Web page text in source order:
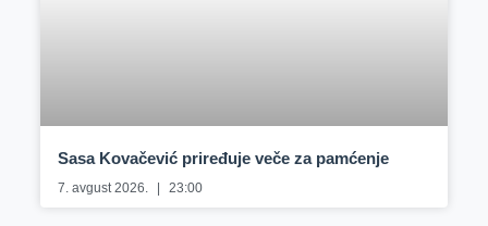
Sasa Kovačević priređuje veče za pamćenje
7. avgust 2026. 23:00